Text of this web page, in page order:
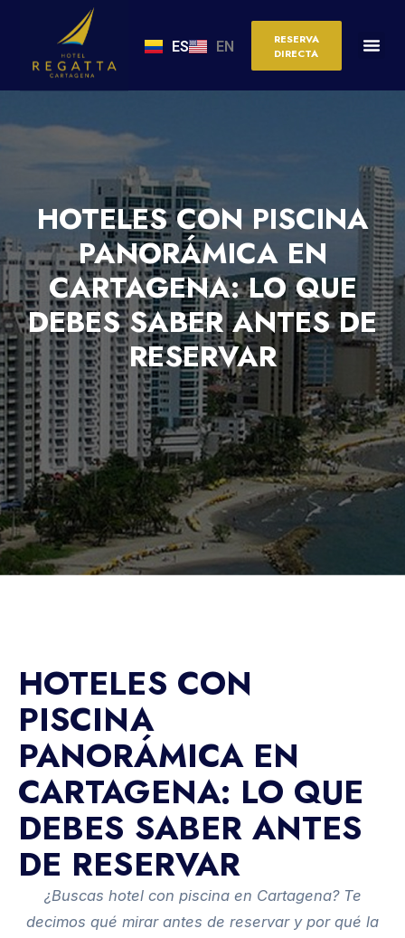
ES EN
RESERVA
DIRECTA
HOTELES CON PISCINA
PANORÁMICA EN
CARTAGENA: LO QUE
DEBES SABER ANTES DE
RESERVAR
HOTELES CON
PISCINA
PANORÁMICA EN
CARTAGENA: LO QUE
DEBES SABER ANTES
DE RESERVAR
¿Buscas hotel con piscina en Cartagena? Te
decimos qué mirar antes de reservar y por qué la